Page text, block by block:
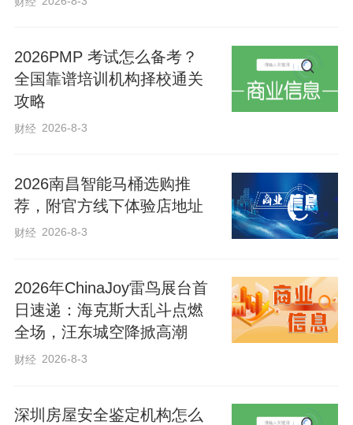
帼家政服务品牌。
2026PMP 考试怎么备考？
全国靠谱培训机构择校通关
攻略
财经 2026-8-3
2026南昌智能马桶选购推
荐，附官方线下体验店地址
财经 2026-8-3
2026年ChinaJoy雷鸟展台首
日速递：海克斯大乱斗点燃
全场，汪东城空降掀高潮
财经 2026-8-3
深圳房屋安全鉴定机构怎么